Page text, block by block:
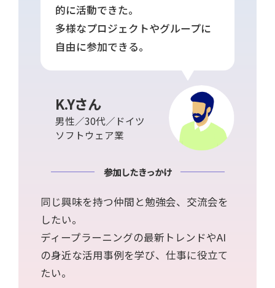
的に活動できた。
多様なプロジェクトやグループに
自由に参加できる。
K.Yさん
男性／30代／ドイツ
ソフトウェア業
参加したきっかけ
同じ興味を持つ仲間と勉強会、交流会を
したい。
ディープラーニングの最新トレンドやAI
の身近な活用事例を学び、仕事に役立て
たい。